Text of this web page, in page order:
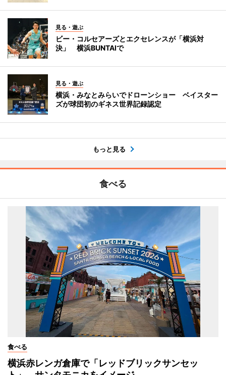
見る・遊ぶ
ビー・コルセアーズとエクセレンスが「横浜対
決」 横浜BUNTAIで
見る・遊ぶ
横浜・みなとみらいでドローンショー ベイスター
ズが球団初のギネス世界記録認定
もっと見る
食べる
食べる
横浜赤レンガ倉庫で「レッドブリックサンセッ